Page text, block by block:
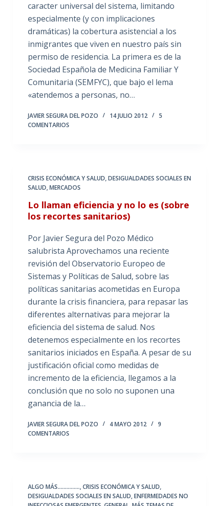
caracter universal del sistema, limitando
especialmente (y con implicaciones
dramáticas) la cobertura asistencial a los
inmigrantes que viven en nuestro país sin
permiso de residencia. La primera es de la
Sociedad Española de Medicina Familiar Y
Comunitaria (SEMFYC), que bajo el lema
«atendemos a personas, no…
JAVIER SEGURA DEL POZO 14 JULIO 2012
5
COMENTARIOS
CRISIS ECONÓMICA Y SALUD,DESIGUALDADES SOCIALES EN
SALUD,MERCADOS
Lo llaman eficiencia y no lo es (sobre
los recortes sanitarios)
Por Javier Segura del Pozo Médico
salubrista Aprovechamos una reciente
revisión del Observatorio Europeo de
Sistemas y Políticas de Salud, sobre las
políticas sanitarias acometidas en Europa
durante la crisis financiera, para repasar las
diferentes alternativas para mejorar la
eficiencia del sistema de salud. Nos
detenemos especialmente en los recortes
sanitarios iniciados en España. A pesar de su
justificación oficial como medidas de
incremento de la eficiencia, llegamos a la
conclusión que no solo no suponen una
ganancia de la…
JAVIER SEGURA DEL POZO 4 MAYO 2012
9
COMENTARIOS
ALGO MÁS...............,CRISIS ECONÓMICA Y SALUD,
DESIGUALDADES SOCIALES EN SALUD,ENFERMEDADES NO